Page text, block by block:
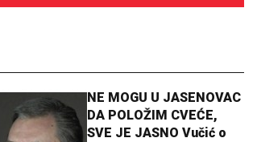
NE MOGU U JASENOVAC
DA POLOŽIM CVEĆE,
SVE JE JASNO Vučić o